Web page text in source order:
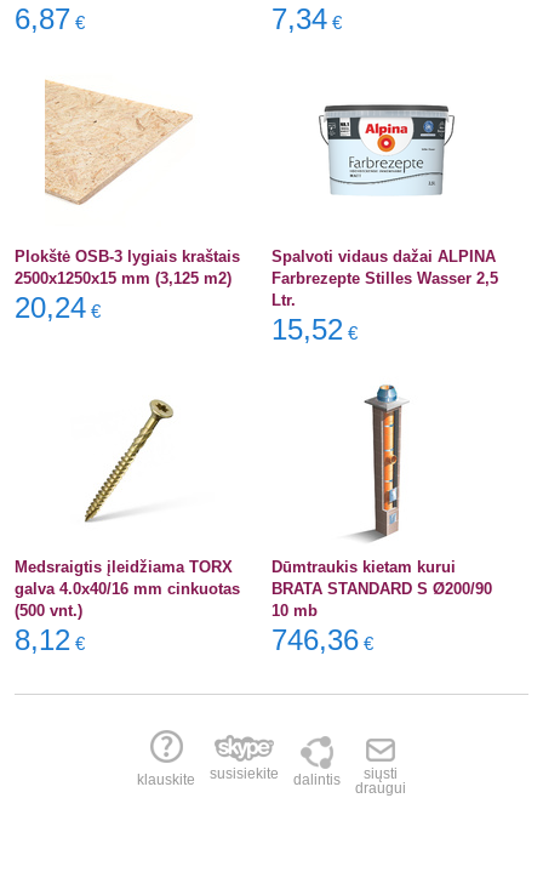
6,87 € 7,34 €
Plokštė OSB-3 lygiais kraštais
2500x1250x15 mm (3,125 m2)
20,24 €
Spalvoti vidaus dažai ALPINA
Farbrezepte Stilles Wasser 2,5
Ltr.
15,52 €
Medsraigtis įleidžiama TORX
galva 4.0x40/16 mm cinkuotas
(500 vnt.)
8,12 €
Dūmtraukis kietam kurui
BRATA STANDARD S Ø200/90
10 mb
746,36 €
klauskite susisiekite dalintis
siųsti
draugui